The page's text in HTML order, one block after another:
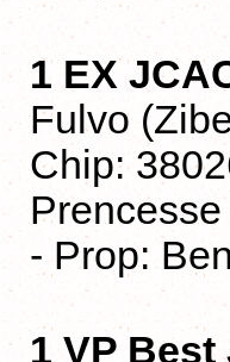
1 EX
Fulvo
Chip:
- Prop:
1 VP